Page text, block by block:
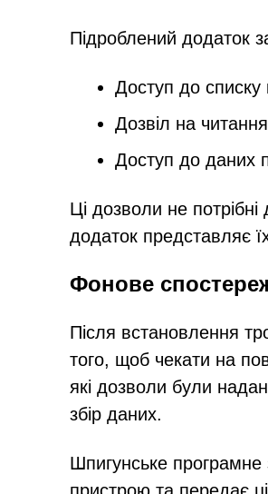
Підроблений додаток
Доступ до списку
Дозвіл на
Доступ до даних
Ці дозволи не
додаток представляє
Фонове
Після встановлення
того, щоб чекати на
які дозволи були
збір даних.
Шпигунське програмне